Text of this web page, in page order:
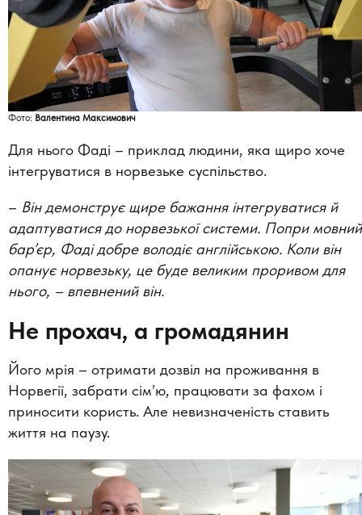
Фото: Валентина Максимович
Для нього Фаді – приклад людини, яка щиро хоче
інтегруватися в норвезьке суспільство.
– Він демонструє щире бажання інтегруватися й
адаптуватися до норвезької системи. Попри мовний
бар’єр, Фаді добре володіє англійською. Коли він
опанує норвезьку, це буде великим проривом для
нього, – впевнений він.
Не прохач, а громадянин
Його мрія – отримати дозвіл на проживання в
Норвегії, забрати сім’ю, працювати за фахом і
приносити користь. Але невизначеність ставить
життя на паузу.